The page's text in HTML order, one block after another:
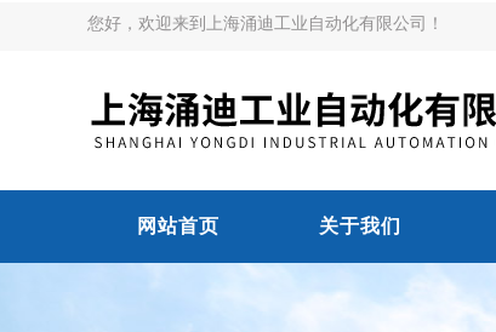
您好，欢迎来到上海涌迪工业自动化有限公司！
网站首页 关于我们